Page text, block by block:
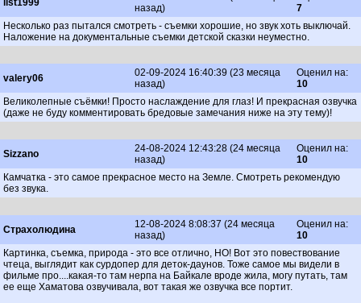
list1999
назад)
7
Несколько раз пытался смотреть - съемки хорошие, но звук хоть выключай.
Наложение на документальные съемки детской сказки неуместно.
valery06
02-09-2024 16:40:39 (23 месяца
назад)
Оценил на:
10
Великолепные съёмки! Просто наслаждение для глаз! И прекрасная озвучка
(даже не буду комментировать бредовые замечания ниже на эту тему)!
Sizzano
24-08-2024 12:43:28 (24 месяца
назад)
Оценил на:
10
Камчатка - это самое прекрасное место на Земле. Смотреть рекомендую
без звука.
Страхолюдина
12-08-2024 8:08:37 (24 месяца
назад)
Оценил на:
10
Картинка, съемка, природа - это все отлично, НО! Вот это повествование
чтеца, выглядит как сурдопер для деток-даунов. Тоже самое мы видели в
фильме про....какая-то там нерпа на Байкале вроде жила, могу путать, там
ее еще Хаматова озвучивала, вот такая же озвучка все портит.